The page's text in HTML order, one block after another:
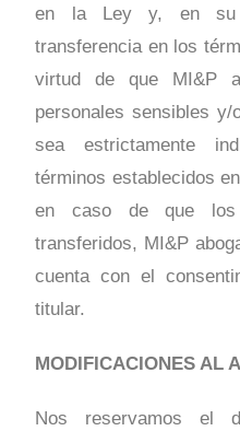
en la Ley y, en su
transferencia en los
virtud de que MI&P
personales sensibles
sea estrictamente
términos establecidos
en caso de que los
transferidos, MI&P
cuenta con el
titular.
MODIFICACIONES AL
Nos reservamos el